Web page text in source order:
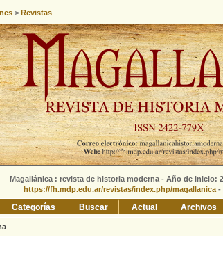
> Revistas
Magallánica : revista de historia moderna - Año de inicio:
https://fh.mdp.edu.ar/revistas/index.php/magallanica -
Categorías Buscar Actual Archivos